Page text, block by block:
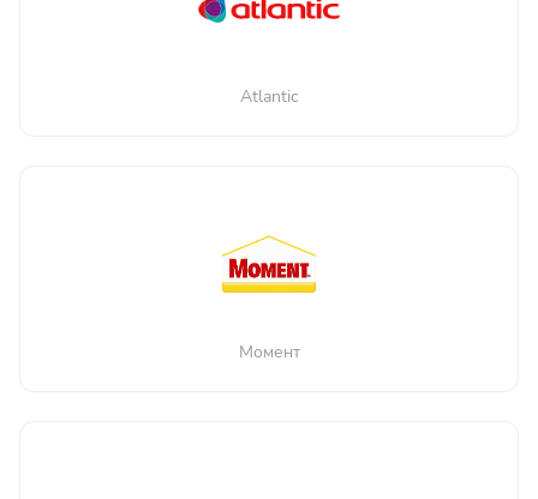
Atlantic
Момент